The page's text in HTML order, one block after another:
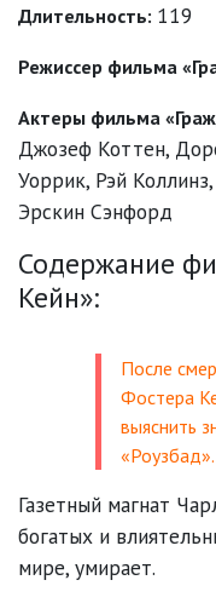
Длительность: 119
Режиссер фильма
Актеры фильма
Джозеф Коттен,
Уоррик, Рэй Коллинз,
Эрскин Сэнфорд
Содержание
Кейн»:
После
Фостера
выяснить
Газетный магнат
богатых и
мире, умирает.